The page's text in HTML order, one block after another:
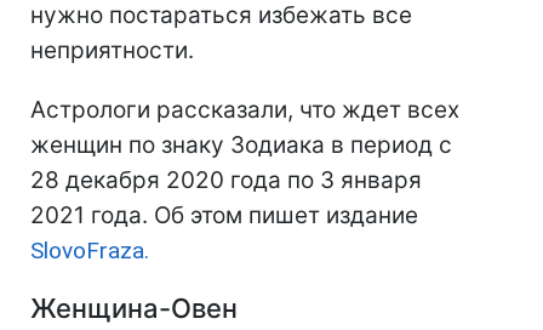
нужно постараться избежать все
неприятности.
Астрологи рассказали, что ждет всех
женщин по знаку Зодиака в период с
28 декабря 2020 года по 3 января
2021 года. Об этом пишет издание
SlovoFraza.
Женщина-Овен